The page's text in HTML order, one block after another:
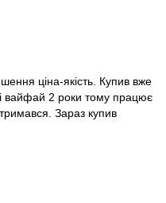
ціна-якість. Купив вже
вайфай 2 роки тому працює
Зараз купив